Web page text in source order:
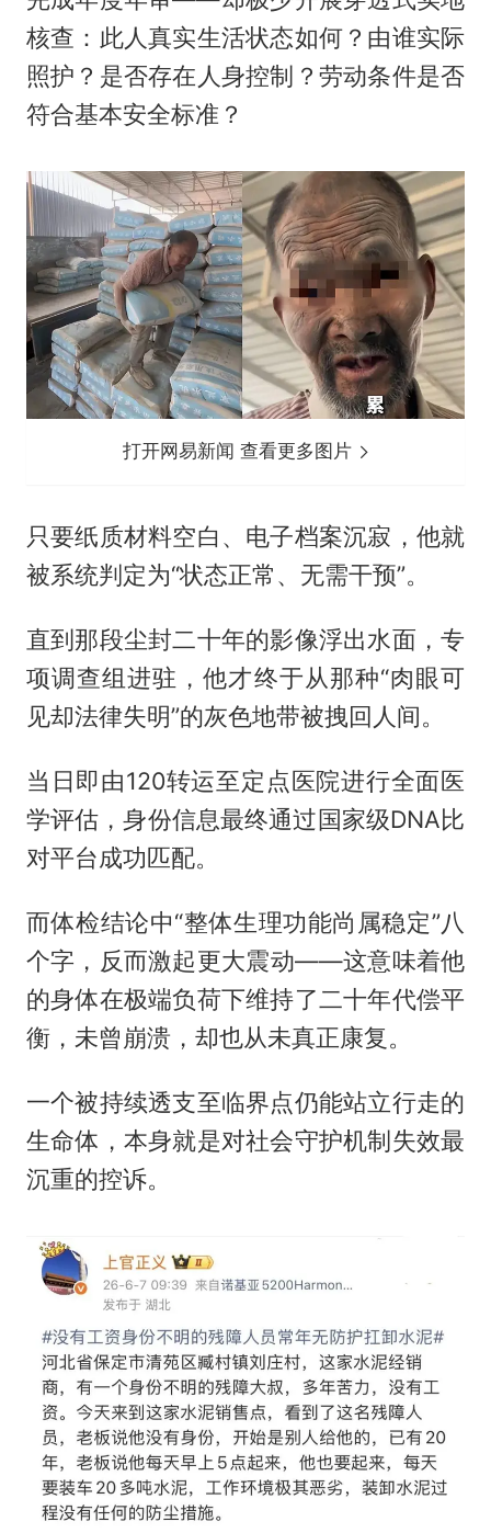
核查：此人真实生活状态如何？由谁实际
照护？是否存在人身控制？劳动条件是否
符合基本安全标准？
打开网易新闻 查看更多图片
只要纸质材料空白、电子档案沉寂，他就
被系统判定为“状态正常、无需干预”。
直到那段尘封二十年的影像浮出水面，专
项调查组进驻，他才终于从那种“肉眼可
见却法律失明”的灰色地带被拽回人间。
当日即由120转运至定点医院进行全面医
学评估，身份信息最终通过国家级DNA比
对平台成功匹配。
而体检结论中“整体生理功能尚属稳定”八
个字，反而激起更大震动——这意味着他
的身体在极端负荷下维持了二十年代偿平
衡，未曾崩溃，却也从未真正康复。
一个被持续透支至临界点仍能站立行走的
生命体，本身就是对社会守护机制失效最
沉重的控诉。